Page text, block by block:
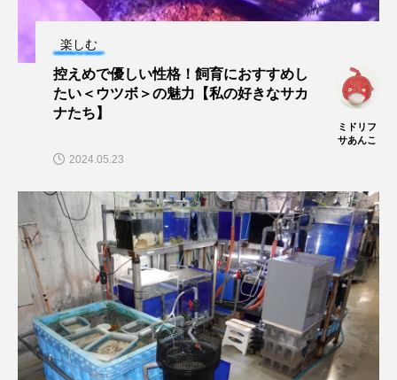
サルシアクラゲ サルパ サワガニ
サンゴ
サーモン ザトウクジラ シクリッド
シラウオ シロウオ シログチ
シロザケ シロワニ ジンベエザメ
スクミリンゴガイ スズキ スッポン
スナモグリ スベスベマンジュウガニ
楽しむ
控えめで優しい性格！飼育におすすめし
たい＜ウツボ＞の魅力【私の好きなサカ
ナたち】
ミドリフ
サあんこ
2024.05.23